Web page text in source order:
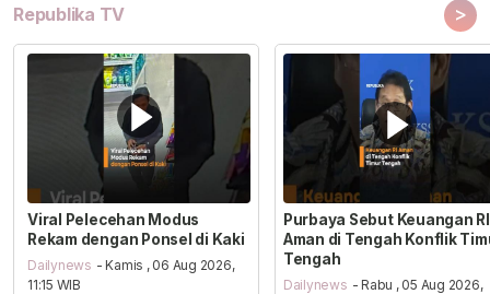
Republika TV >
Viral Pelecehan Modus
Rekam dengan Ponsel di Kaki
Dailynews - Kamis , 06 Aug 2026,
11:15 WIB
Purbaya Sebut Keuangan RI
Aman di Tengah Konflik
Tengah
Dailynews - Rabu , 05 Aug 2026,